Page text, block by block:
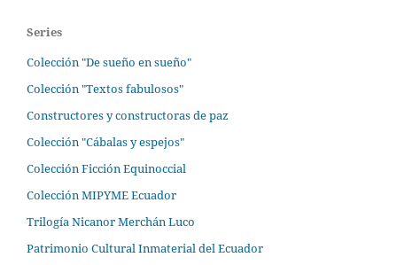
Series
Colección "De sueño en sueño"
Colección "Textos fabulosos"
Constructores y constructoras de paz
Colección "Cábalas y espejos"
Colección Ficción Equinoccial
Colección MIPYME Ecuador
Trilogía Nicanor Merchán Luco
Patrimonio Cultural Inmaterial del Ecuador